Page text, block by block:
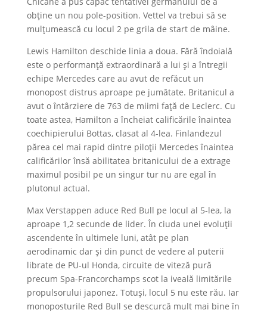
obține un nou pole-position. Vettel va trebui să se
mulțumească cu locul 2 pe grila de start de mâine.
Lewis Hamilton deschide linia a doua. Fără îndoială
este o performanță extraordinară a lui și a întregii
echipe Mercedes care au avut de refăcut un
monopost distrus aproape pe jumătate. Britanicul a
avut o întârziere de 763 de miimi față de Leclerc. Cu
toate astea, Hamilton a încheiat calificările înaintea
coechipierului Bottas, clasat al 4-lea. Finlandezul
părea cel mai rapid dintre piloții Mercedes înaintea
calificărilor însă abilitatea britanicului de a extrage
maximul posibil pe un singur tur nu are egal în
plutonul actual.
Max Verstappen aduce Red Bull pe locul al 5-lea, la
aproape 1,2 secunde de lider. În ciuda unei evoluții
ascendente în ultimele luni, atât pe plan
aerodinamic dar și din punct de vedere al puterii
librate de PU-ul Honda, circuite de viteză pură
precum Spa-Francorchamps scot la iveală limitările
propulsorului japonez. Totuși, locul 5 nu este rău. Iar
monoposturile Red Bull se descurcă mult mai bine în